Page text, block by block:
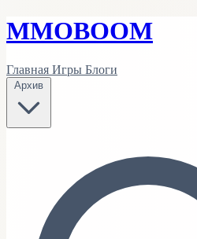
MMOBOOM
Главная Игры Блоги
Архив